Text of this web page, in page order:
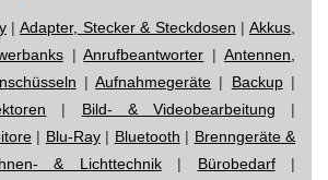
|Adapter, Stecker & Steckdosen |Akkus,
|Anrufbeantworter |Antennen,
|Aufnahmegeräte | Backup|
| Bild- & Videobearbeitung |
| Blu-Ray| Bluetooth | Brenngeräte &
& Lichttechnik| Bürobedarf|